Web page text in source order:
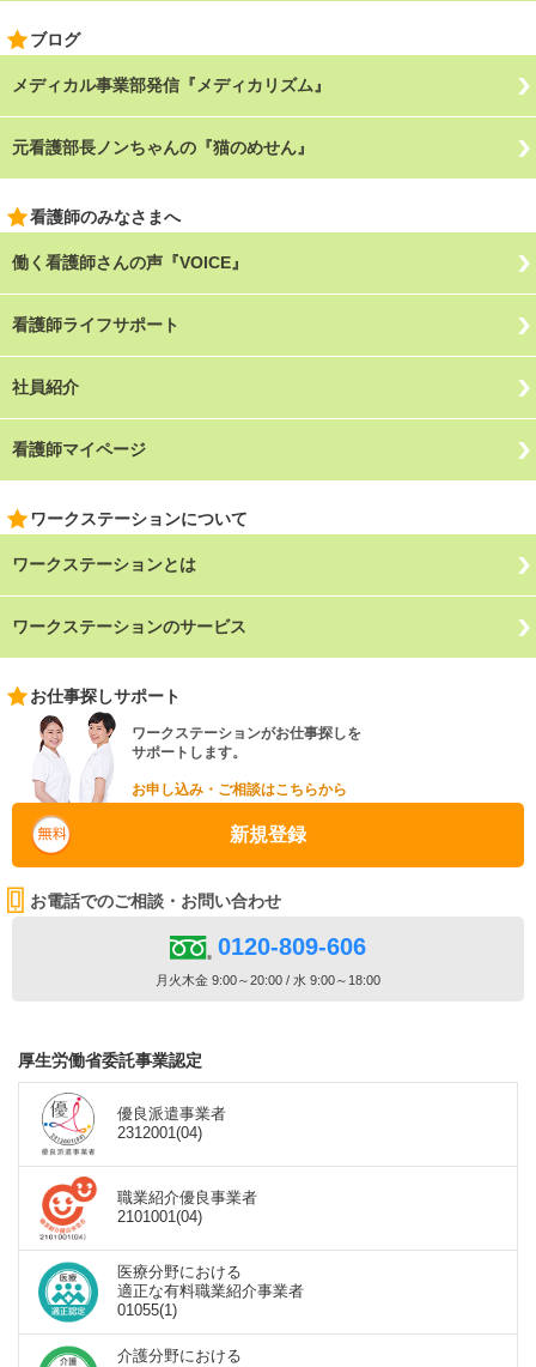
ブログ
メディカル事業部発信『メディカリズム』
元看護部長ノンちゃんの『猫のめせん』
看護師のみなさまへ
働く看護師さんの声『VOICE』
看護師ライフサポート
社員紹介
看護師マイページ
ワークステーションについて
ワークステーションとは
ワークステーションのサービス
お仕事探しサポート
ワークステーションがお仕事探しを
サポートします。
お申し込み・ご相談はこちらから
新規登録
お電話でのご相談・お問い合わせ
0120-809-606
月火木金 9:00～20:00 / 水 9:00～18:00
厚生労働省委託事業認定
優良派遣事業者
2312001(04)
職業紹介優良事業者
2101001(04)
医療分野における
適正な有料職業紹介事業者
01055(1)
介護分野における